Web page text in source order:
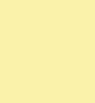
этой твари.
были в
что этот
это
увидел их
паранойе.
подбодрить